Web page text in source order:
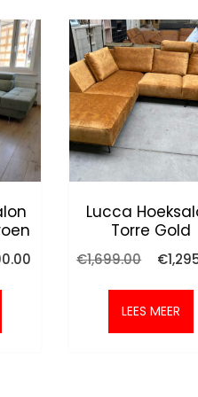
Huidige
Lucca
Torre Gold
€1,699.00
was:
€
LEES MEER